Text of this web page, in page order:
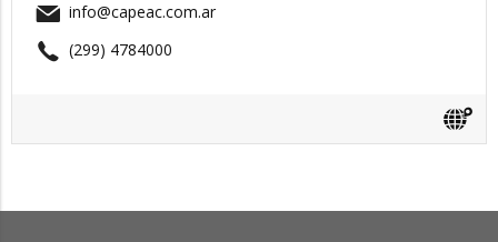
info@capeac.com.ar
(299) 4784000